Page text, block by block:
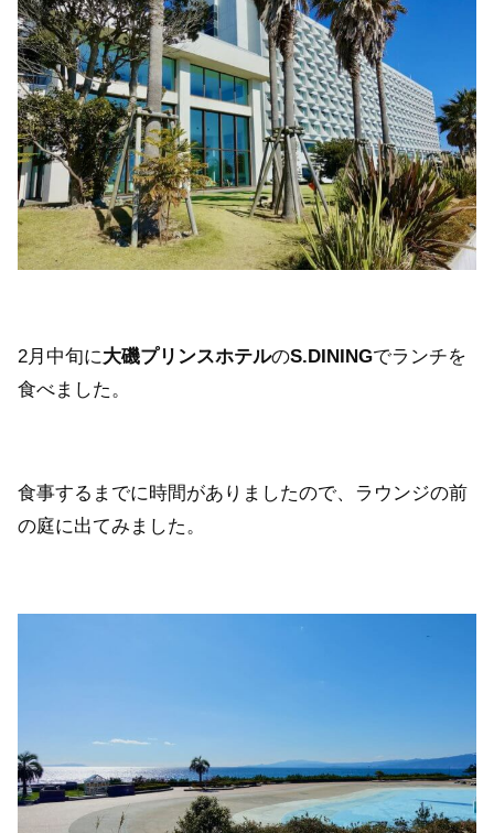
2月中旬に大磯プリンスホテルのS.DININGでランチを
食べました。
食事するまでに時間がありましたので、ラウンジの前
の庭に出てみました。